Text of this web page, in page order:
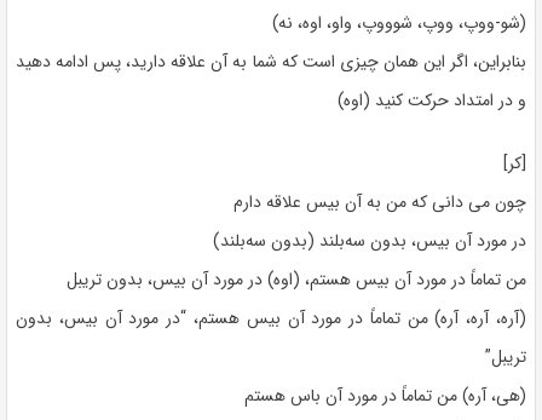
(شو-ووپ، ووپ، شوووپ، واو، اوه، نه)
بنابراین، اگر این همان چیزی است که شما به آن علاقه دارید، پس ادامه دهید
و در امتداد حرکت کنید (اوه)
[کر]
چون می دانی که من به آن بیس علاقه دارم
در مورد آن بیس، بدون سه‌بلند (بدون سه‌بلند)
من تماماً در مورد آن بیس هستم، (اوه) در مورد آن بیس، بدون تریبل
(آره، آره، آره) من تماماً در مورد آن بیس هستم، “در مورد آن بیس، بدون
تریبل”
(هی، آره) من تماماً در مورد آن باس هستم